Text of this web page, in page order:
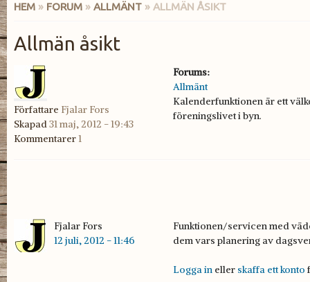
HEM » FORUM » ALLMÄNT » ALLMÄN ÅSIKT
Allmän åsikt
Författare Fjalar Fors
Skapad31 maj, 2012 - 19:43
Kommentarer1
Forums:
Allmänt
Kalenderfunktionen är ett
föreningslivet i byn.
Funktionen/servicen med
Fjalar Fors
12 juli, 2012 - 11:46
Funktionen/servicen med
dem vars planering av
Logga in eller skaffa ett konto